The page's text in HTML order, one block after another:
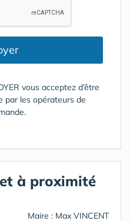
vous acceptez d’être
par les opérateurs de
et à proximité
Maire : Max VINCENT